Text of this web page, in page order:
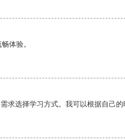
体验。
求选择学习方式。我可以根据自己的